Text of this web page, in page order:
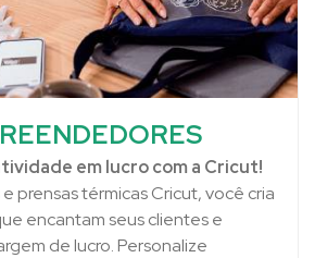
em lucro com a Cricut!
prensas térmicas Cricut, você cria
encantam seus clientes e
de lucro. Personalize